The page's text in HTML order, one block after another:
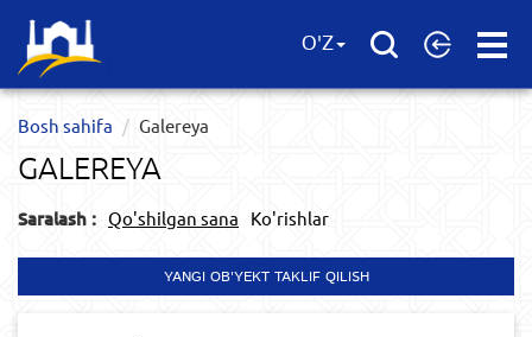
Open
O'Z
Bosh sahifa Galereya
GALEREYA
Saralash : Qo'shilgan sana Ko'rishlar
YANGI OB'YEKT TAKLIF QILISH